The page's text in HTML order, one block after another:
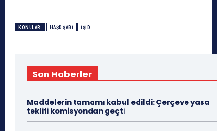
KONULAR HAŞD ŞABI İŞİD
Son Haberler
Maddelerin tamamı kabul edildi: Çerçeve yasa
teklifi komisyondan geçti